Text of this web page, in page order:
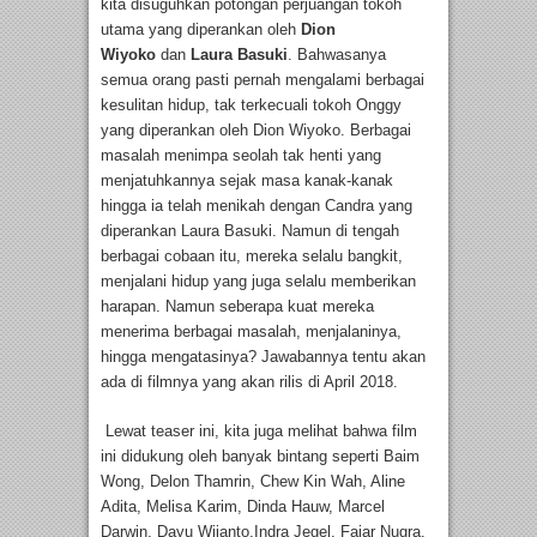
kita disuguhkan potongan perjuangan tokoh
utama yang diperankan oleh Dion
Wiyoko dan Laura Basuki . Bahwasanya
semua orang pasti pernah mengalami berbagai
kesulitan hidup, tak terkecuali tokoh Onggy
yang diperankan oleh Dion Wiyoko. Berbagai
masalah menimpa seolah tak henti yang
menjatuhkannya sejak masa kanak-kanak
hingga ia telah menikah dengan Candra yang
diperankan Laura Basuki. Namun di tengah
berbagai cobaan itu, mereka selalu bangkit,
menjalani hidup yang juga selalu memberikan
harapan. Namun seberapa kuat mereka
menerima berbagai masalah, menjalaninya,
hingga mengatasinya? Jawabannya tentu akan
ada di filmnya yang akan rilis di April 2018.
Lewat teaser ini, kita juga melihat bahwa film
ini didukung oleh banyak bintang seperti Baim
Wong, Delon Thamrin, Chew Kin Wah, Aline
Adita, Melisa Karim, Dinda Hauw, Marcel
Darwin, Dayu Wijanto,Indra Jegel, Fajar Nugra,